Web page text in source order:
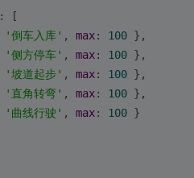
: [
'倒车入库' , max: 100 },
'侧方停车' , max: 100 },
'坡道起步' , max: 100 },
'直角转弯' , max: 100 },
'曲线行驶' , max: 100 }